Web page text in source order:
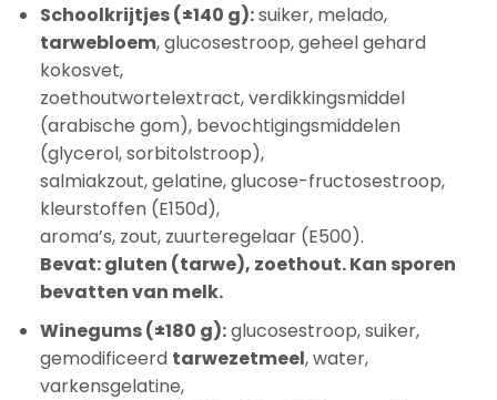
Schoolkrijtjes (±140 g):suiker, melado,
tarwebloem, glucosestroop, geheel gehard
kokosvet,
zoethoutwortelextract, verdikkingsmiddel
(arabische gom), bevochtigingsmiddelen
(glycerol, sorbitolstroop),
salmiakzout, gelatine, glucose-fructosestroop,
kleurstoffen (E150d),
aroma’s, zout, zuurteregelaar (E500).
Bevat: gluten (tarwe), zoethout. Kan sporen
bevatten van melk.
Winegums (±180 g):glucosestroop, suiker,
gemodificeerd tarwezetmeel, water,
varkensgelatine,